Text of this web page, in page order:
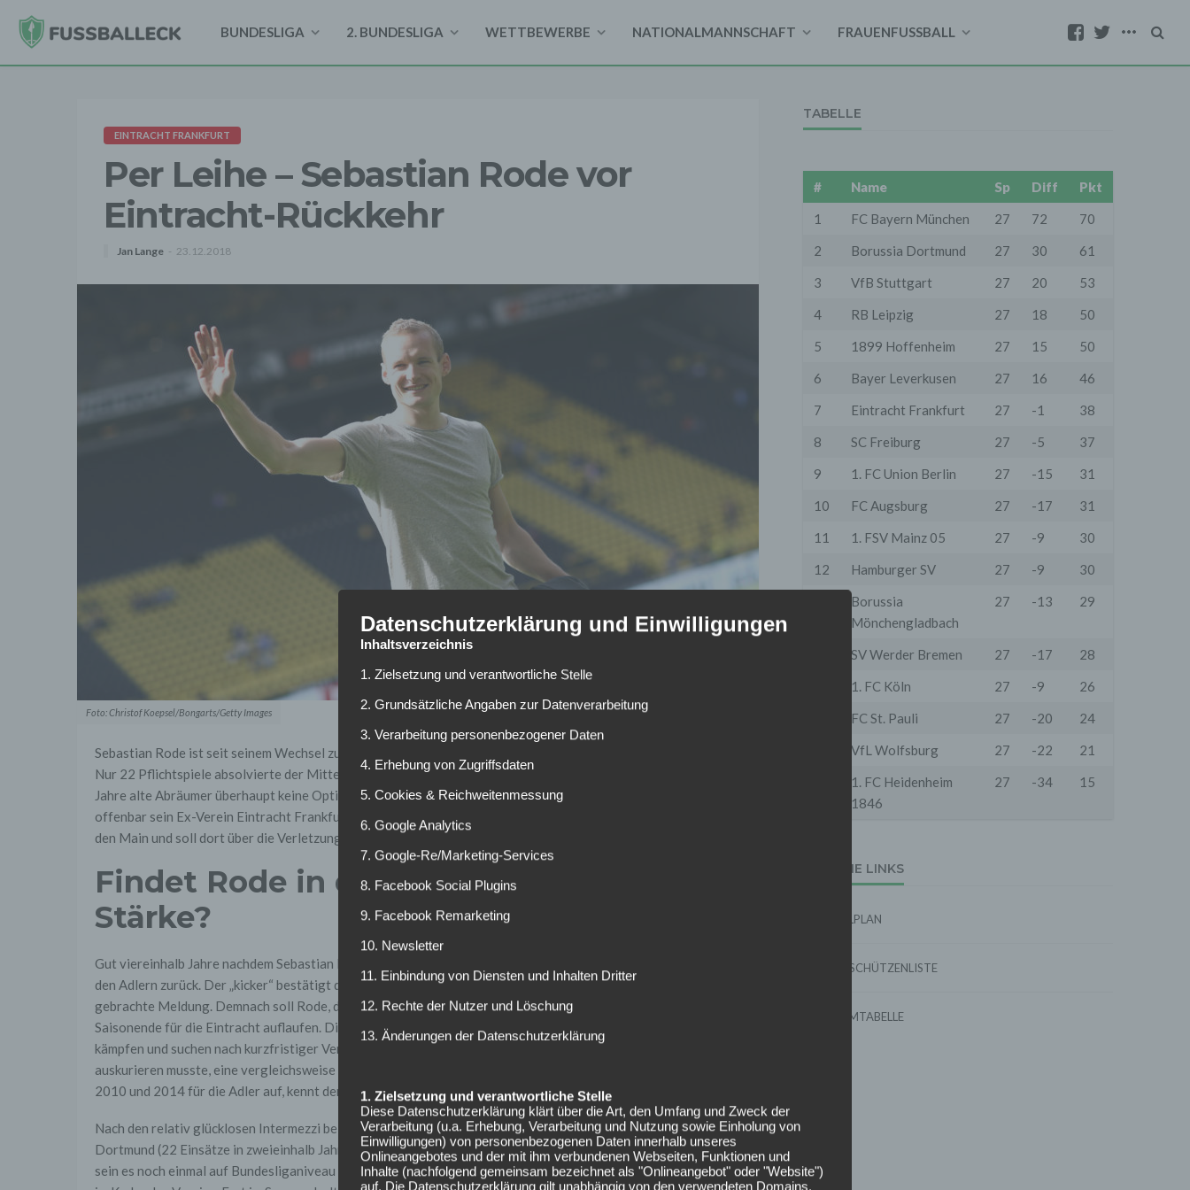
BUNDESLIGA 2. BUNDESLIGA WETTBEWERBE NATIONALMANNSCHAFT FRAUENFUSSBALL
EINTRACHT FRANKFURT
Per Leihe – Sebastian Rode vor
Eintracht-Rückkehr
Jan Lange 23.12.2018
Foto: Christof Koepsel/Bongarts/Getty Images
Sebastian Rode ist seit seinem Wechsel zu Borussia Dortmund im Sommer 2016 nicht wirklich angekommen.
Nur 22 Pflichtspiele absolvierte der Mittelfeldmann in den zweieinhalb Jahren. Unter Lucien Favre war der 28
Jahre alte Abräumer überhaupt keine Option im stark besetzten Mittelfeld der Dortmunder. Nun erlöst ihn
offenbar sein Ex-Verein Eintracht Frankfurt. Medienberichten zufolge steht Rode kurz vor einer Rückkehr an
den Main und soll dort über die Verletzungsprobleme in der Zentrale hinweghelfen.
Findet Rode in der Heimat zu alter
Stärke?
Gut viereinhalb Jahre nachdem Sebastian Rode Eintracht Frankfurt verlassen hat, kehrt der Abräumer wohl zu
den Adlern zurück. Der „kicker“ bestätigt die am Samstagabend von der „Frankfurter Rundschau“ in Umlauf
gebrachte Meldung. Demnach soll Rode, der beim BVB keine Chancen auf einen Einsatz hat, per Leihe bis zum
Saisonende für die Eintracht auflaufen. Die Hessen haben derzeit in der Mittelfeldzentrale mit Ausfällen zu
kämpfen und suchen nach kurzfristiger Verstärkung. Sebastian Rode wäre, obwohl er selbst einige Verletungen
auskurieren musste, eine vergleichsweise risikofreie Variante. Der inzwischen 28-Jährige lief bereits zwischen
2010 und 2014 für die Adler auf, kennt den Verein also bestens.
Nach den relativ glücklosen Intermezzi bei Bayern München (38 Einsätze in zwei Jahren) und Borussia
Dortmund (22 Einsätze in zweieinhalb Jahren) könnte die Rückkehr nach Frankfurt die letzte Chance für Rode
sein es noch einmal auf Bundesliganiveau zu schaffen. Der gebürtige Südhesse wäre nicht der erste Rückkehrer
TABELLE
# Name Sp Diff
Pkt
1
FC Bayern München 27 72
70
2
Borussia Dortmund 27 30
61
3
VfB Stuttgart 27 20
53
4
RB Leipzig 27 18
50
5
1899 Hoffenheim 27 15
50
6
Bayer Leverkusen 27 16
46
7
Eintracht Frankfurt 27 -1
38
8
SC Freiburg 27 -5
37
9
1. FC Union Berlin 27 -15
31
10
FC Augsburg 27 -17
31
11
1. FSV Mainz 05 27 -9
30
12
Hamburger SV 27 -9
30
Borussia
Mönchengladbach
27 -13 29
SV Werder Bremen 27 -17
28
1. FC Köln 27 -9
26
FC St. Pauli 27 -20
24
VfL Wolfsburg 27 -22
21
1. FC Heidenheim
1846
27 -34 15
EXTERNE LINKS
SPIELPLAN
TORSCHÜTZENLISTE
FORMTABELLE
Datenschutzerklärung und Einwilligungen
Inhaltsverzeichnis
1. Zielsetzung und verantwortliche Stelle
2. Grundsätzliche Angaben zur Datenverarbeitung
3. Verarbeitung personenbezogener Daten
4. Erhebung von Zugriffsdaten
5. Cookies & Reichweitenmessung
6. Google Analytics
7. Google-Re/Marketing-Services
8. Facebook Social Plugins
9. Facebook Remarketing
10. Newsletter
11. Einbindung von Diensten und Inhalten Dritter
12. Rechte der Nutzer und Löschung
13. Änderungen der Datenschutzerklärung
1. Zielsetzung und verantwortliche Stelle
Diese Datenschutzerklärung klärt über die Art, den Umfang und Zweck der
Verarbeitung (u.a. Erhebung, Verarbeitung und Nutzung sowie Einholung von
Einwilligungen) von personenbezogenen Daten innerhalb unseres
Onlineangebotes und der mit ihm verbundenen Webseiten, Funktionen und
Inhalte (nachfolgend gemeinsam bezeichnet als "Onlineangebot" oder "Website")
auf. Die Datenschutzerklärung gilt unabhängig von den verwendeten Domains,